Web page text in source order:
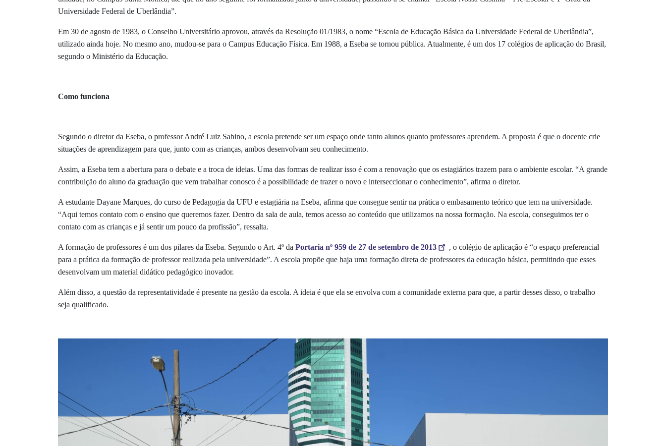
Universidade Federal de Uberlândia”.
Em 30 de agosto de 1983, o Conselho Universitário aprovou, através da Resolução 01/1983, o nome “Escola de Educação Básica da Universidade Federal de Uberlândia”,
utilizado ainda hoje. No mesmo ano, mudou-se para o Campus Educação Física. Em 1988, a Eseba se tornou pública. Atualmente, é um dos 17 colégios de aplicação do Brasil,
segundo o Ministério da Educação.
Como funciona
Segundo o diretor da Eseba, o professor André Luiz Sabino, a escola pretende ser um espaço onde tanto alunos quanto professores aprendem. A proposta é que o docente crie
situações de aprendizagem para que, junto com as crianças, ambos desenvolvam seu conhecimento.
Assim, a Eseba tem a abertura para o debate e a troca de ideias. Uma das formas de realizar isso é com a renovação que os estagiários trazem para o ambiente escolar. “A grande
contribuição do aluno da graduação que vem trabalhar conosco é a possibilidade de trazer o novo e interseccionar o conhecimento”, afirma o diretor.
A estudante Dayane Marques, do curso de Pedagogia da UFU e estagiária na Eseba, afirma que consegue sentir na prática o embasamento teórico que tem na universidade.
“Aqui temos contato com o ensino que queremos fazer. Dentro da sala de aula, temos acesso ao conteúdo que utilizamos na nossa formação. Na escola, conseguimos ter o
contato com as crianças e já sentir um pouco da profissão”, ressalta.
A formação de professores é um dos pilares da Eseba. Segundo o Art. 4º da Portaria nº 959 de 27 de setembro de 2013
, o colégio de aplicação é “o espaço preferencial
para a prática da formação de professor realizada pela universidade”. A escola propõe que haja uma formação direta de professores da educação básica, permitindo que esses
desenvolvam um material didático pedagógico inovador.
Além disso, a questão da representatividade é presente na gestão da escola. A ideia é que ela se envolva com a comunidade externa para que, a partir desses disso, o trabalho
seja qualificado.